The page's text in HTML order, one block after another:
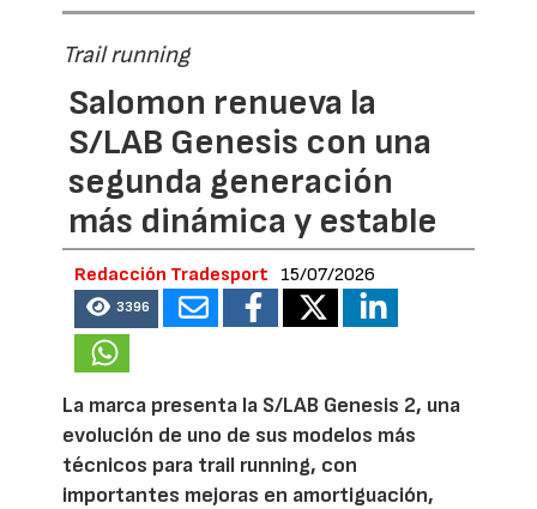
Trail running
Salomon renueva la
S/LAB Genesis con una
segunda generación
más dinámica y estable
Redacción Tradesport 15/07/2026
3396
La marca presenta la S/LAB Genesis 2, una
evolución de uno de sus modelos más
técnicos para trail running, con
importantes mejoras en amortiguación,